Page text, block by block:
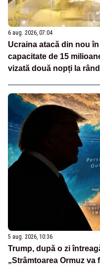
6 aug. 2026, 07:04
Ucraina atacă din nou
capacitate de 15
vizată două nopți la rând
5 aug. 2026, 10:36
Trump, după o zi
„Strâmtoarea Ormuz